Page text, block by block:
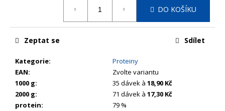
DO KOŠÍKU
Kategorie:
Proteiny
EAN:
Zvolte variantu
1000 g: 35 dávek à 18,90 Kč
2000 g: 71 dávek à 17,30 Kč
protein: 79 %
Zeptat se Sdílet
e
m
e